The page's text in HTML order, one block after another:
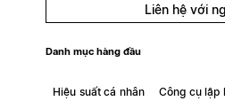
Liên hệ với
Danh mục hàng đầu
Hiệu suất cá nhân
Công cụ lập